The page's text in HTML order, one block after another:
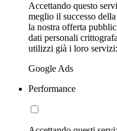
Accettando questo
meglio il successo
la nostra offerta
dati personali
utilizzi già i loro servizi:
Google Ads
Performance